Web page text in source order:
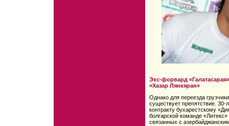
Экс-форвард
«Хазар Лянкяран»
Однако для переезда
существует препятствие.
контракту бухарестскому
болгарской команде
связанных с